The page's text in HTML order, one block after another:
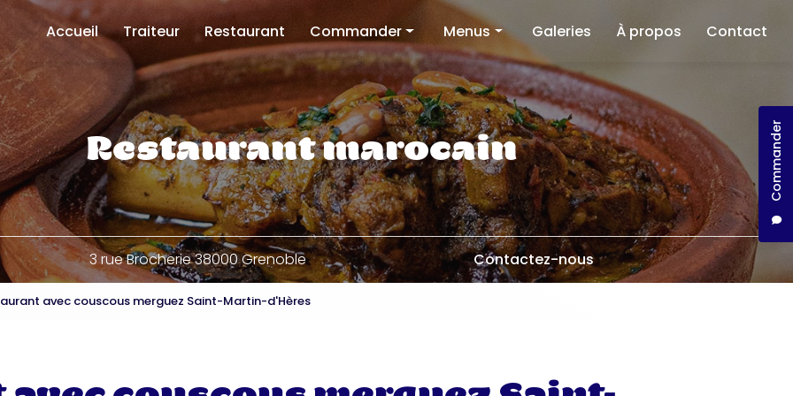
Commander
Accueil
Traiteur Restaurant Commander
Uber Eats
Deliveroo
Click and collect
Menus
Restaurant
Traiteur
Galeries À propos Contact
Restaurant marocain
3 rue Brocherie 38000 Grenoble Contactez-nous
avec couscous merguez Saint-Martin-d'Hères